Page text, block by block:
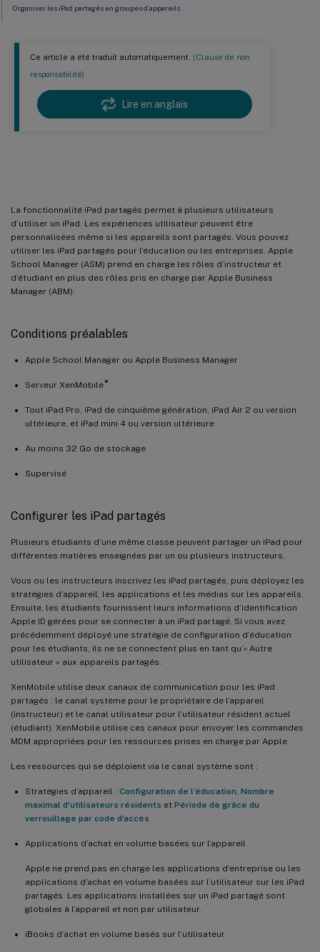
Ce article a été traduit automatiquement. (Clause de non
responsabilité)
Lire en anglais
La fonctionnalité iPad partagés permet à plusieurs utilisateurs
d’utiliser un iPad. Les expériences utilisateur peuvent être
personnalisées même si les appareils sont partagés. Vous pouvez
utiliser les iPad partagés pour l’éducation ou les entreprises. Apple
School Manager (ASM) prend en charge les rôles d’instructeur et
d’étudiant en plus des rôles pris en charge par Apple Business
Manager (ABM).
Conditions préalables
Apple School Manager ou Apple Business Manager
Serveur XenMobile ®
Tout iPad Pro, iPad de cinquième génération, iPad Air 2 ou version
ultérieure, et iPad mini 4 ou version ultérieure
Au moins 32 Go de stockage
Supervisé
Configurer les iPad partagés
Plusieurs étudiants d’une même classe peuvent partager un iPad pour
différentes matières enseignées par un ou plusieurs instructeurs.
Vous ou les instructeurs inscrivez les iPad partagés, puis déployez les
stratégies d’appareil, les applications et les médias sur les appareils.
Ensuite, les étudiants fournissent leurs informations d’identification
Apple ID gérées pour se connecter à un iPad partagé. Si vous avez
précédemment déployé une stratégie de configuration d’éducation
pour les étudiants, ils ne se connectent plus en tant qu’« Autre
utilisateur » aux appareils partagés.
XenMobile utilise deux canaux de communication pour les iPad
partagés : le canal système pour le propriétaire de l’appareil
(instructeur) et le canal utilisateur pour l’utilisateur résident actuel
(étudiant). XenMobile utilise ces canaux pour envoyer les commandes
MDM appropriées pour les ressources prises en charge par Apple.
Les ressources qui se déploient via le canal système sont :
Stratégies d’appareil : Configuration de l’éducation Nombre
maximal d’utilisateurs résidents et Période de grâce du
verrouillage par code d’accès
Applications d’achat en volume basées sur l’appareil
Apple ne prend pas en charge les applications d’entreprise ou les
applications d’achat en volume basées sur l’utilisateur sur les iPad
partagés. Les applications installées sur un iPad partagé sont
globales à l’appareil et non par utilisateur.
iBooks d’achat en volume basés sur l’utilisateur
Organiser les iPad partagés en groupes d’appareils
Médias pour iPad partagés
Règles de déploiement pour les iPad partagés
Groupes de mise à disposition pour les iPad partagés